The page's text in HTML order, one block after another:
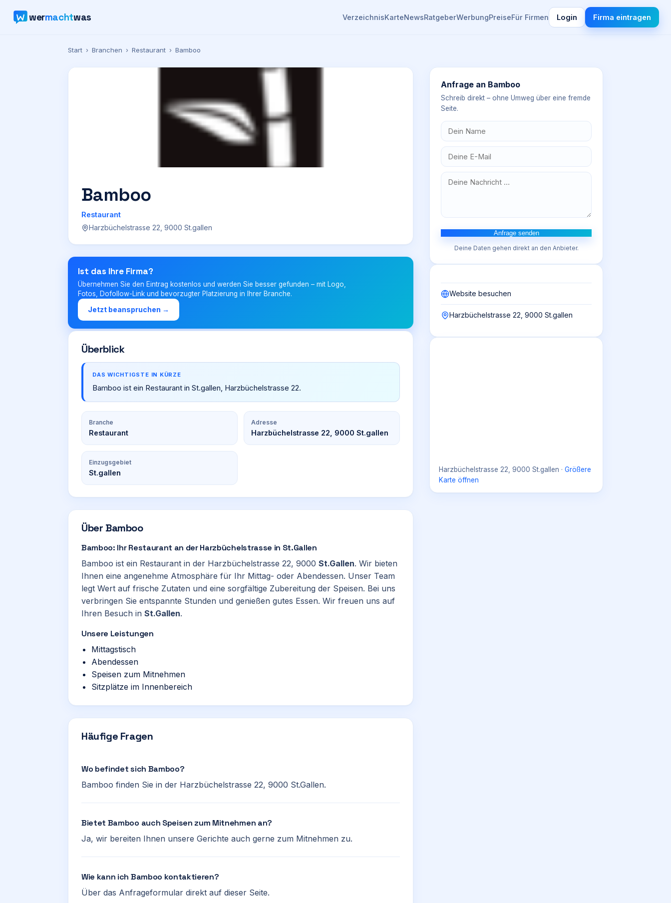
wermachtwas VerzeichnisKarteNewsRatgeberWerbungPreiseFür Firmen Login Firma eintragen
Start › Branchen › Restaurant › Bamboo
Bamboo
Restaurant
Harzbüchelstrasse 22, 9000 St.gallen
Ist das Ihre Firma?
Übernehmen Sie den Eintrag kostenlos und werden Sie besser gefunden – mit Logo,
Fotos, Dofollow-Link und bevorzugter Platzierung in Ihrer Branche.
Jetzt beanspruchen →
Überblick
DAS WICHTIGSTE IN KÜRZE
Bamboo ist ein Restaurant in St.gallen, Harzbüchelstrasse 22.
Branche
Restaurant
Adresse
Harzbüchelstrasse 22, 9000 St.gallen
Einzugsgebiet
St.gallen
Über Bamboo
Bamboo: Ihr Restaurant an der Harzbüchelstrasse in St.Gallen
Bamboo ist ein Restaurant in der Harzbüchelstrasse 22, 9000 St.Gallen. Wir bieten
Ihnen eine angenehme Atmosphäre für Ihr Mittag- oder Abendessen. Unser Team
legt Wert auf frische Zutaten und eine sorgfältige Zubereitung der Speisen. Bei uns
verbringen Sie entspannte Stunden und genießen gutes Essen. Wir freuen uns auf
Ihren Besuch in St.Gallen.
Unsere Leistungen
Mittagstisch
Abendessen
Speisen zum Mitnehmen
Sitzplätze im Innenbereich
Häufige Fragen
Wo befindet sich Bamboo?
Bamboo finden Sie in der Harzbüchelstrasse 22, 9000 St.Gallen.
Bietet Bamboo auch Speisen zum Mitnehmen an?
Ja, wir bereiten Ihnen unsere Gerichte auch gerne zum Mitnehmen zu.
Wie kann ich Bamboo kontaktieren?
Über das Anfrageformular direkt auf dieser Seite.
Anfrage an Bamboo
Schreib direkt – ohne Umweg über eine fremde
Seite.
Anfrage senden
Deine Daten gehen direkt an den Anbieter.
Website besuchen
Harzbüchelstrasse 22, 9000 St.gallen
Harzbüchelstrasse 22, 9000 St.gallen · Größere
Karte öffnen